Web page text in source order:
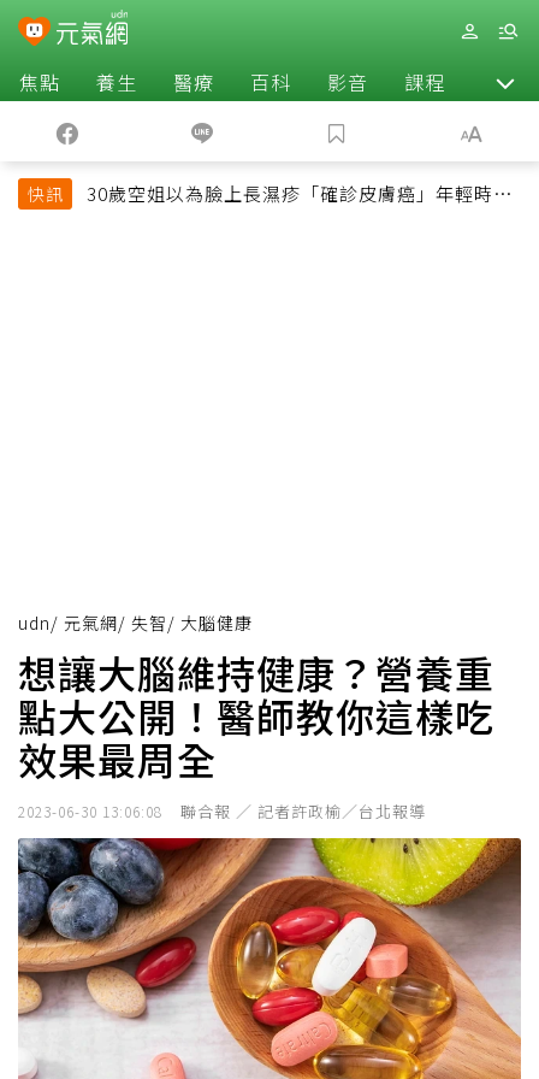
焦點 養生 醫療 百科 影音 課程 退休
快訊
30歲空姐以為臉上長濕疹「確診皮膚癌」年輕時一
udn/ 元氣網/ 失智/ 大腦健康
想讓大腦維持健康？營養重
點大公開！醫師教你這樣吃
效果最周全
2023-06-30 13:06:08 聯合報 ／ 記者許政榆／台北報導